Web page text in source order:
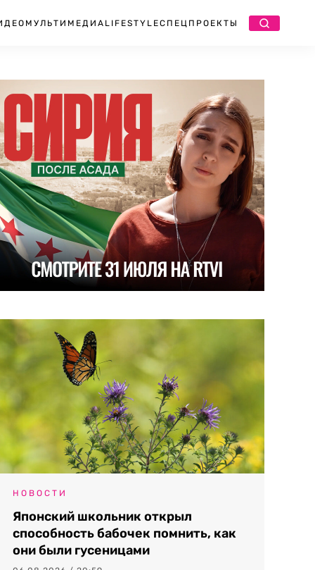
МУЛЬТИМЕДИА LIFESTYLEСПЕЦПРОЕКТЫ
НОВОСТИ
Японский школьник открыл
способность бабочек помнить, как
они были гусеницами